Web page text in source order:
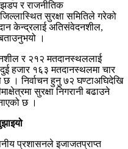
झडप र राजनीतिक
सुरक्षा समितिले गरेको
केन्द्रलाई अतिसंवेदनशील,
।
र २१२ मतदानस्थललाई
हजार १६३ मतदानस्थलमा चार
छ । निर्वाचन हुनु ७२ घण्टाअघिदेखि
सुरक्षा निगरानी बढाउने
छ ।
प्रशासनले इजाजतप्राप्त